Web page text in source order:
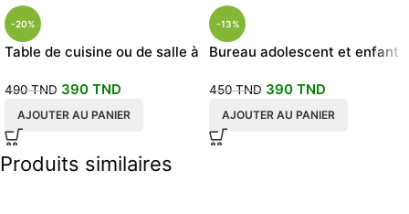
-20%
Table de cuisine ou de salle à
490TND 390 TND
AJOUTER AU PANIER
-13%
Bureau adolescent et enfant
450TND 390 TND
AJOUTER AU PANIER
Produits similaires